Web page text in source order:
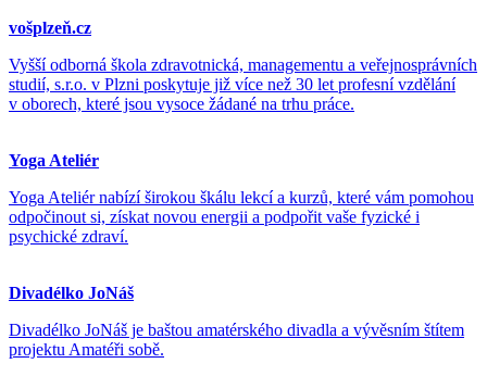
vošplzeň.cz
Vyšší odborná škola zdravotnická, managementu a veřejnosprávních
studií, s.r.o. v Plzni poskytuje již více než 30 let profesní vzdělání
v oborech, které jsou vysoce žádané na trhu práce.
Yoga Ateliér
Yoga Ateliér nabízí širokou škálu lekcí a kurzů, které vám pomohou
odpočinout si, získat novou energii a podpořit vaše fyzické i
psychické zdraví.
Divadélko JoNáš
Divadélko JoNáš je baštou amatérského divadla a vývěsním štítem
projektu Amatéři sobě.